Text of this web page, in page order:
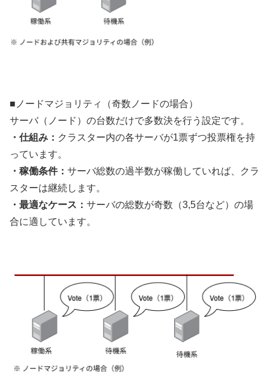
■ノードマジョリティ（奇数ノードの場合）
サーバ（ノード）の台数だけで多数決を行う設定です。
・仕組み： クラスター内の各サーバが1票ずつ投票権を持
っています。
・稼働条件： サーバ総数の過半数が稼働していれば、クラ
スターは継続します。
・最適なケース： サーバの総数が奇数（3,5台など）の場
合に適しています。